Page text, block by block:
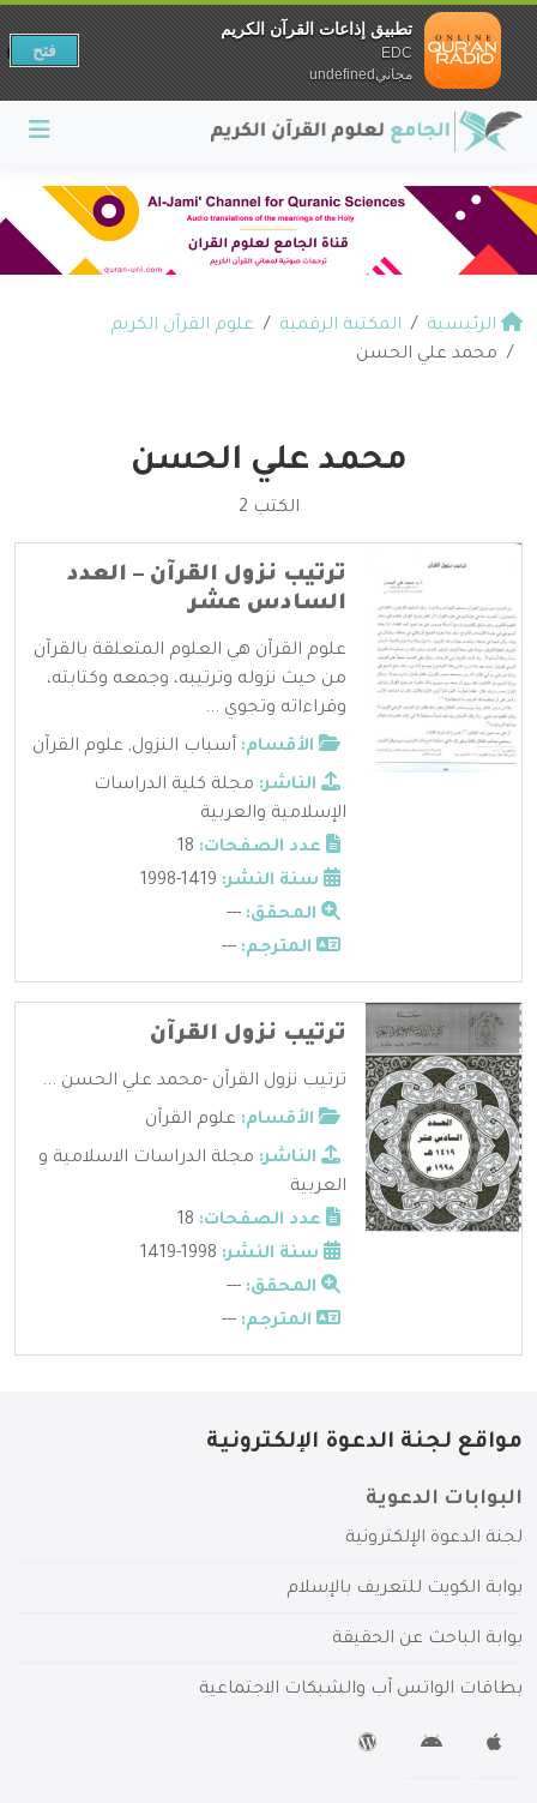
الرئيسية المكتبة الرقمية
علوم القرآن الكريم
محمد علي الحسن
محمد علي الحسن
الكتب 2
ترتيب نزول القرآن – العدد
السادس عشر
علوم القرآن هي العلوم المتعلقة بالقرآن
من حيث نزوله وترتيبه، وجمعه وكتابته،
وقراءاته وتجوي ...
الأقسام: أسباب النزول, علوم القرآن
الناشر: مجلة كلية الدراسات
الإسلامية والعربية
عدد الصفحات:
سنة النشر:
المحقق: ---
المترجم: ---
ترتيب نزول القرآن
ترتيب نزول القرآن -محمد علي الحسن ...
الأقسام: علوم القرآن
الناشر: مجلة الدراسات الاسلامية و
العربية
عدد الصفحات:
سنة النشر:
المحقق: ---
المترجم: ---
مواقع لجنة الدعوة الإلكترونية
البوابات الدعوية
لجنة الدعوة الإلكترونية
بوابة الكويت للتعريف بالإسلام
بوابة الباحث عن الحقيقة
بطاقات الواتس آب والشبكات الاجتماعية
تطبيق إذاعات القرآن الكريم
EDC
مجانيundefined
فتح